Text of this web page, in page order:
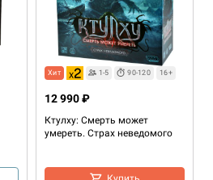
Хит 1-5 90-120 16+
Ктулху: Смерть может
умереть. Страх неведомого
12 990 ₽